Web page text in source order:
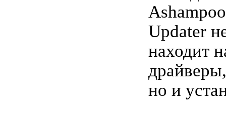
Updater
находит
драйверы,
но и